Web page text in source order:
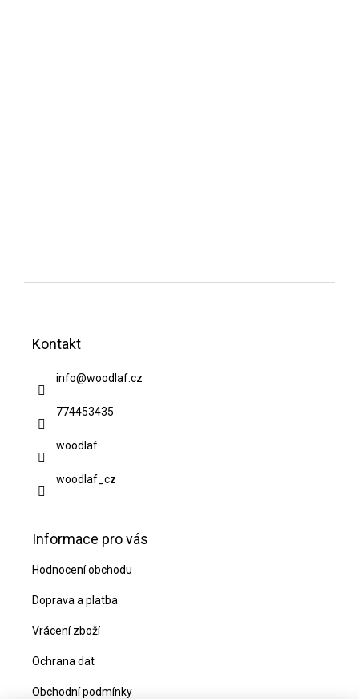
Kontakt
info@woodlaf.cz
774453435
woodlaf
woodlaf_cz
Informace pro vás
Hodnocení obchodu
Doprava a platba
Vrácení zboží
Ochrana dat
Obchodní podmínky